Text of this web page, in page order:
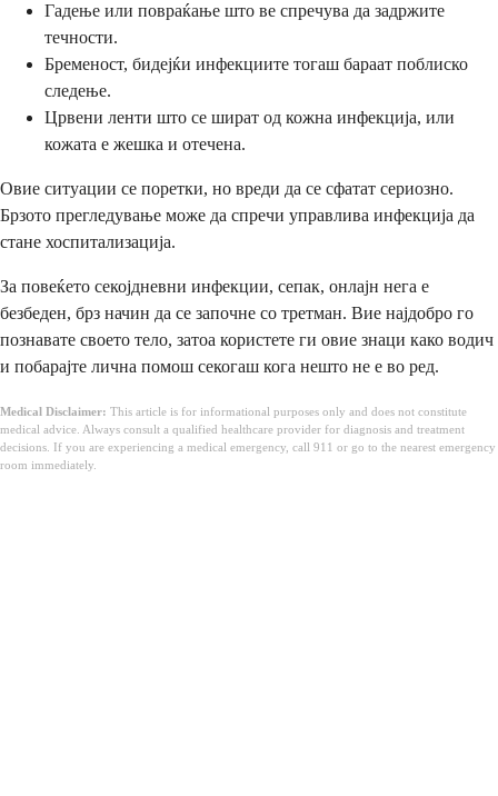
Гадење или повраќање што ве спречува да задржите
течности.
Бременост, бидејќи инфекциите тогаш бараат поблиско
следење.
Црвени ленти што се шират од кожна инфекција, или
кожата е жешка и отечена.
Овие ситуации се поретки, но вреди да се сфатат сериозно.
Брзото прегледување може да спречи управлива инфекција да
стане хоспитализација.
За повеќето секојдневни инфекции, сепак, онлајн нега е
безбеден, брз начин да се започне со третман. Вие најдобро го
познавате своето тело, затоа користете ги овие знаци како водич
и побарајте лична помош секогаш кога нешто не е во ред.
Medical Disclaimer: This article is for informational purposes only and does not constitute
medical advice. Always consult a qualified healthcare provider for diagnosis and treatment
decisions. If you are experiencing a medical emergency, call 911 or go to the nearest emergency
room immediately.